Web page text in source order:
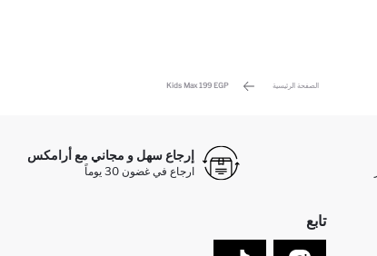
الصفحة الرئيسية Kids Max 199 EGP
إرجاع سهل و مجاني مع أرامكس
ارجاع في غضون 30 يوماً
تابع